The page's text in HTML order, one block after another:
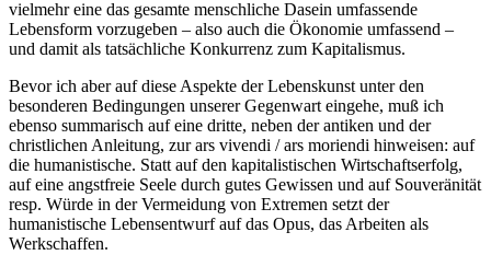
vielmehr eine das gesamte menschliche Dasein umfassende
Lebensform vorzugeben – also auch die Ökonomie umfassend –
und damit als tatsächliche Konkurrenz zum Kapitalismus.
Bevor ich aber auf diese Aspekte der Lebenskunst unter den
besonderen Bedingungen unserer Gegenwart eingehe, muß ich
ebenso summarisch auf eine dritte, neben der antiken und der
christlichen Anleitung, zur ars vivendi / ars moriendi hinweisen: auf
die humanistische. Statt auf den kapitalistischen Wirtschaftserfolg,
auf eine angstfreie Seele durch gutes Gewissen und auf Souveränität
resp. Würde in der Vermeidung von Extremen setzt der
humanistische Lebensentwurf auf das Opus, das Arbeiten als
Werkschaffen.